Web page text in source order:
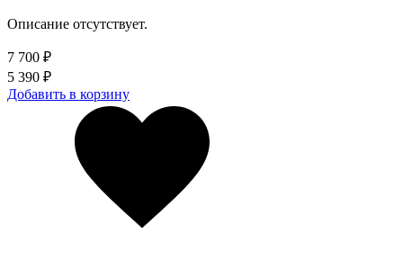
Описание отсутствует.
7 700 ₽
5 390 ₽
Добавить в корзину